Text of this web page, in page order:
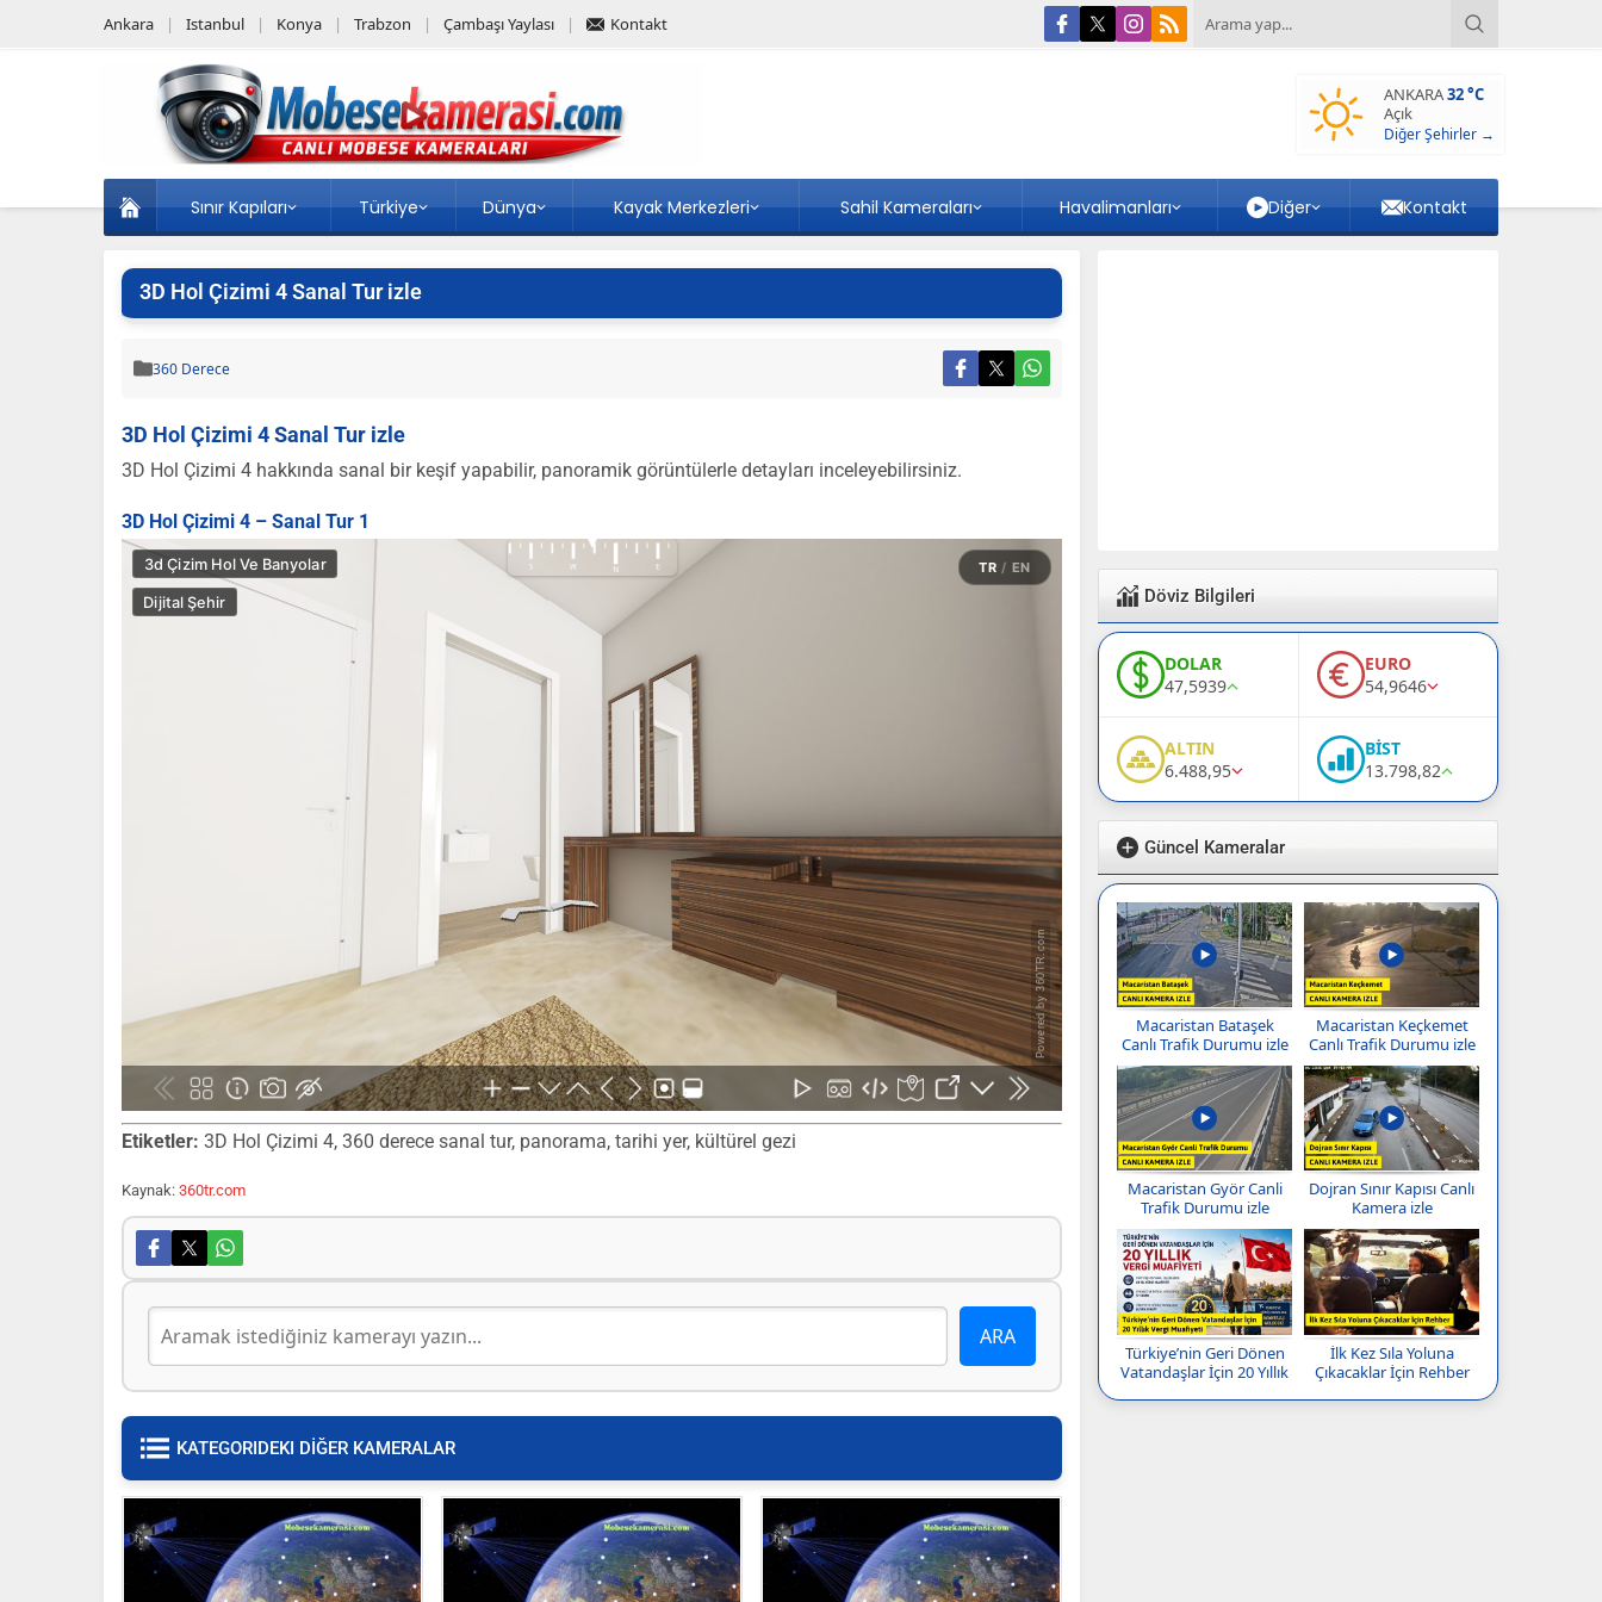
Ankara Istanbul Konya Trabzon Çambaşı Yaylası Kontakt
ANKARA32 °C
Açık
Diğer Şehirler →
Sınır Kapıları Türkiye Dünya Kayak Merkezleri Sahil Kameraları Havalimanları Diğer Kontakt
3D Hol Çizimi 4 Sanal Tur izle
360 Derece
3D Hol Çizimi 4 Sanal Tur izle
3D Hol Çizimi 4 hakkında sanal bir keşif yapabilir, panoramik görüntülerle detayları inceleyebilirsiniz.
3D Hol Çizimi 4 – Sanal Tur 1
Etiketler: 3D Hol Çizimi 4, 360 derece sanal tur, panorama, tarihi yer, kültürel gezi
Kaynak: 360tr.com
KATEGORIDEKI DİĞER KAMERALAR
Döviz Bilgileri
DOLAR
47,5939
EURO
54,9646
ALTIN
6.488,95
BİST
13.798,82
Güncel Kameralar
Macaristan Bataşek
Canlı Trafik Durumu izle
Macaristan Keçkemet
Canlı Trafik Durumu izle
Macaristan Györ Canli
Trafik Durumu izle
Dojran Sınır Kapısı Canlı
Kamera izle
Türkiye’nin Geri Dönen
Vatandaşlar İçin 20 Yıllık
İlk Kez Sıla Yoluna
Çıkacaklar İçin Rehber